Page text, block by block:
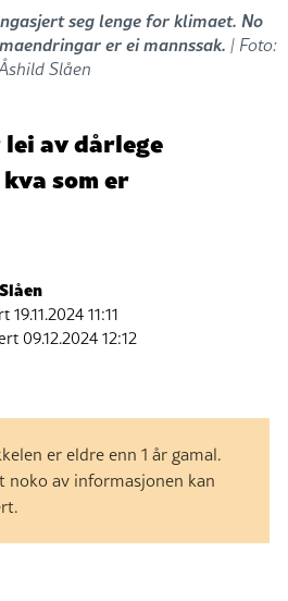
seg lenge for klimaet. No
er ei mannssak. | Foto:
Slåen
av dårlege
som er
19.11.2024 11:11
09.12.2024 12:12
er eldre enn 1 år gamal.
noko av informasjonen kan